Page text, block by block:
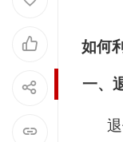
如何
一、